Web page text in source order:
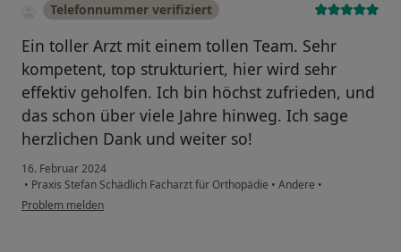
Telefonnummer verifiziert
Ein toller Arzt mit einem tollen Team. Sehr
kompetent, top strukturiert, hier wird sehr
effektiv geholfen. Ich bin höchst zufrieden, und
das schon über viele Jahre hinweg. Ich sage
herzlichen Dank und weiter so!
16. Februar 2024
• Praxis Stefan Schädlich Facharzt für Orthopädie • Andere •
Problem melden